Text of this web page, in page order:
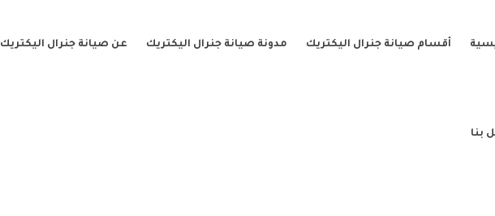
أقسام صيانة جنرال اليكتريك مدونة صيانة جنرال اليكتريك عن صيانة جنرال اليكتريك
بنا